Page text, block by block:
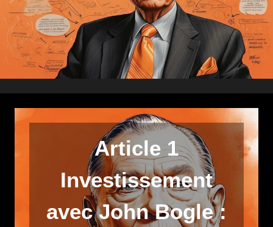
Article 1
Investissement
avec John Bogle :